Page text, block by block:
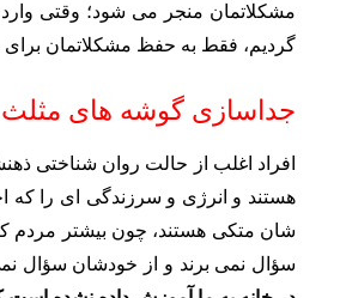
مشکلاتمان منجر می شود؛ وقتی
گردیم، فقط به حفظ مشکلاتمان
جداسازی گوشه های
افراد اغلب از حالت روان شناختی
هستند و انرژی و سرزندگی ای را که
شان متکی هستند، چون بیشتر مردم
سؤال نمی برند و از خودشان سؤال